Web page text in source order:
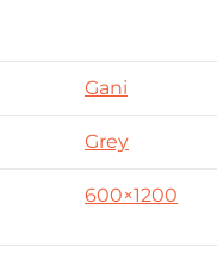
Gani
Grey
600×1200